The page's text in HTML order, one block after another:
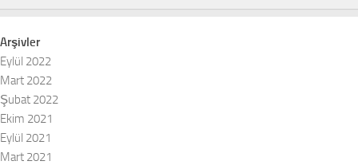
Arşivler
Eylül 2022
Mart 2022
Şubat 2022
Ekim 2021
Eylül 2021
Mart 2021